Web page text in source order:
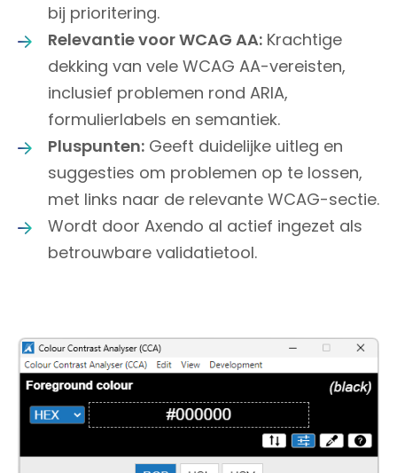
bij prioritering.
Relevantie voor WCAG AA: Krachtige
dekking van vele WCAG AA-vereisten,
inclusief problemen rond ARIA,
formulierlabels en semantiek.
Pluspunten: Geeft duidelijke uitleg en
suggesties om problemen op te lossen,
met links naar de relevante WCAG-sectie.
Wordt door Axendo al actief ingezet als
betrouwbare validatietool.